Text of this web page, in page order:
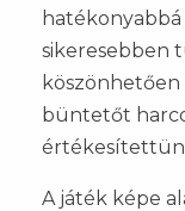
sikeresebben
büntetőt
A játék képe